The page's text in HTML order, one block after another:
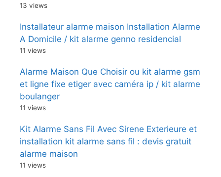
13 views
Installateur alarme maison Installation Alarme
A Domicile / kit alarme genno residencial
11 views
Alarme Maison Que Choisir ou kit alarme gsm
et ligne fixe etiger avec caméra ip / kit alarme
boulanger
11 views
Kit Alarme Sans Fil Avec Sirene Exterieure et
installation kit alarme sans fil : devis gratuit
alarme maison
11 views